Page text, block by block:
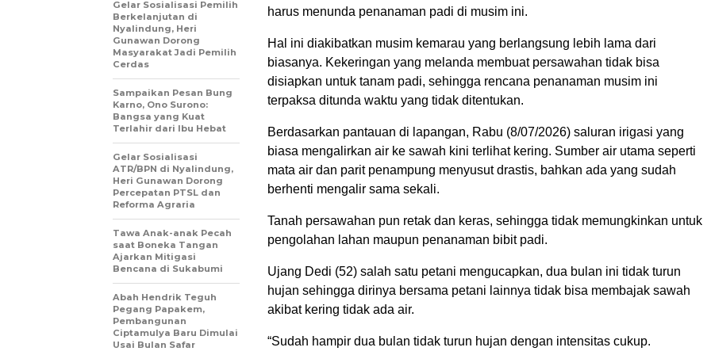
harus menunda penanaman padi di musim ini.
Hal ini diakibatkan musim kemarau yang berlangsung lebih lama dari
biasanya. Kekeringan yang melanda membuat persawahan tidak bisa
disiapkan untuk tanam padi, sehingga rencana penanaman musim ini
terpaksa ditunda waktu yang tidak ditentukan.
‎Berdasarkan pantauan di lapangan, Rabu (8/07/2026) saluran irigasi yang
biasa mengalirkan air ke sawah kini terlihat kering. Sumber air utama seperti
mata air dan parit penampung menyusut drastis, bahkan ada yang sudah
berhenti mengalir sama sekali.
‎Tanah persawahan pun retak dan keras, sehingga tidak memungkinkan untuk
pengolahan lahan maupun penanaman bibit padi.
Ujang Dedi (52) salah satu petani mengucapkan, dua bulan ini tidak turun
hujan sehingga dirinya bersama petani lainnya tidak bisa membajak sawah
akibat kering tidak ada air.
‎“Sudah hampir dua bulan tidak turun hujan dengan intensitas cukup.
Gelar Sosialisasi Pemilih
Berkelanjutan di
Nyalindung, Heri
Gunawan Dorong
Masyarakat Jadi Pemilih
Cerdas
Sampaikan Pesan Bung
Karno, Ono Surono:
Bangsa yang Kuat
Terlahir dari Ibu Hebat
Gelar Sosialisasi
ATR/BPN di Nyalindung,
Heri Gunawan Dorong
Percepatan PTSL dan
Reforma Agraria
Tawa Anak-anak Pecah
saat Boneka Tangan
Ajarkan Mitigasi
Bencana di Sukabumi
Abah Hendrik Teguh
Pegang Papakem,
Pembangunan
Ciptamulya Baru Dimulai
Usai Bulan Safar